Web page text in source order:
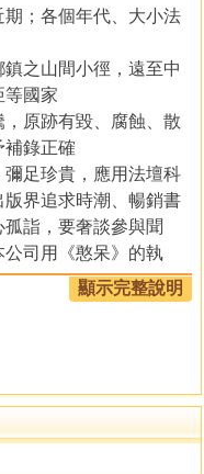
；各個年代、大小法
之山間小徑，遠至中
等國家
原跡有毀、腐蝕、散
補錄正確
足珍貴，應用法壇科
界追求時潮、暢銷書
詣，要奢談參與聞
司用《憨呆》的執
集總
顯示完整說明